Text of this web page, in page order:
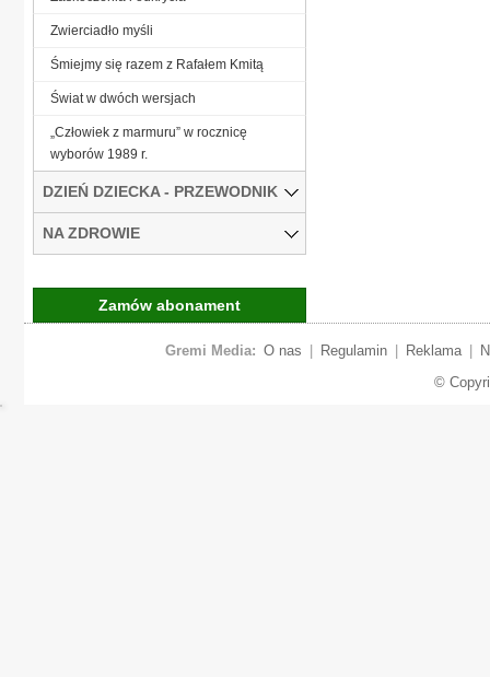
Zwierciadło myśli
Śmiejmy się razem z Rafałem Kmitą
Świat w dwóch wersjach
„Człowiek z marmuru” w rocznicę
wyborów 1989 r.
DZIEŃ DZIECKA - PRZEWODNIK
NA ZDROWIE
Zamów abonament
Gremi Media: O nas Regulamin Reklama
©